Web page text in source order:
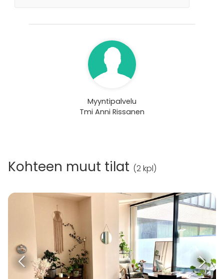
Myyntipalvelu
Tmi Anni Rissanen
Kohteen muut tilat (2 kpl)